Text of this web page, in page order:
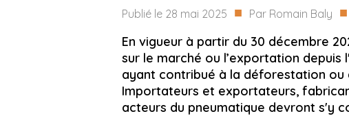
Publié le 28 mai 2025 ■ Par Romain Baly ■
En vigueur à partir du 30 décembre
sur le marché ou l’exportation
ayant contribué à la déforestation
Importateurs et exportateurs,
acteurs du pneumatique devront s'y